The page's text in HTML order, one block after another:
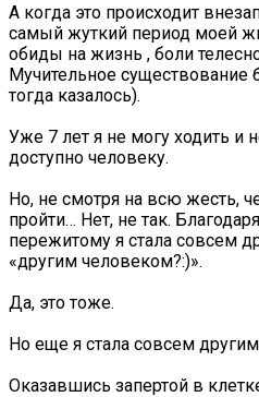
А когда это происходит
самый жуткий период моей
обиды на жизнь , боли
Мучительное существование
тогда казалось).
Уже 7 лет я не могу ходить и
доступно человеку.
Но, не смотря на всю жесть,
пройти… Нет, не так.
пережитому я стала совсем
«другим человеком?:)».
Да, это тоже.
Но еще я стала совсем
Оказавшись запертой в